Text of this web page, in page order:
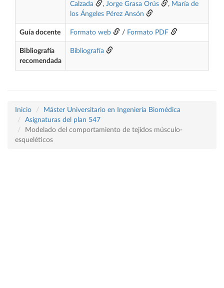
Calzada
, Jorge Grasa Orús , María de
los Ángeles Pérez Ansón
Guía docente Formato web / Formato PDF
Bibliografía
recomendada
Bibliografía
Inicio
Máster Universitario en Ingeniería Biomédica
Asignaturas del plan 547
Modelado del comportamiento de tejidos músculo-
esqueléticos